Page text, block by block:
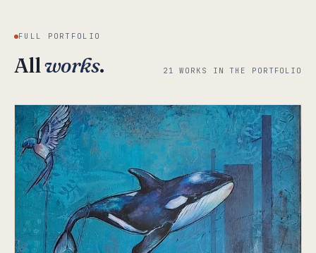
FULL PORTFOLIO
Allworks. 21 WORKS IN THE PORTFOLIO